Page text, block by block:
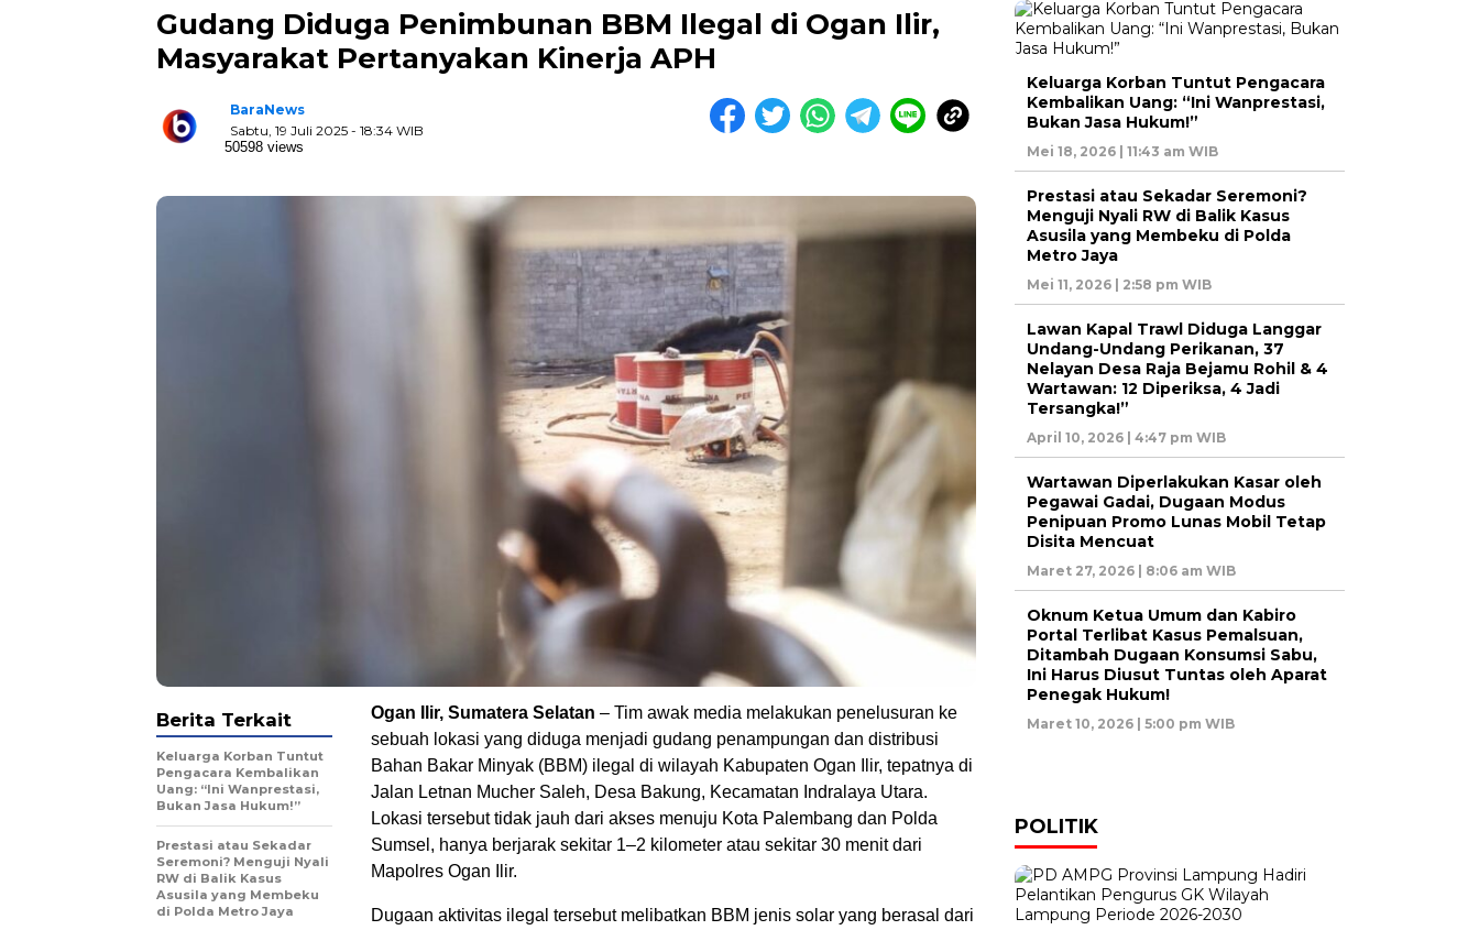
Gudang Diduga Penimbunan BBM Ilegal di Ogan Ilir,
Masyarakat Pertanyakan Kinerja APH
BaraNews
Sabtu, 19 Juli 2025 - 18:34 WIB
50598 views
Ogan Ilir, Sumatera Selatan – Tim awak media melakukan penelusuran ke
sebuah lokasi yang diduga menjadi gudang penampungan dan distribusi
Bahan Bakar Minyak (BBM) ilegal di wilayah Kabupaten Ogan Ilir, tepatnya di
Jalan Letnan Mucher Saleh, Desa Bakung, Kecamatan Indralaya Utara.
Lokasi tersebut tidak jauh dari akses menuju Kota Palembang dan Polda
Sumsel, hanya berjarak sekitar 1–2 kilometer atau sekitar 30 menit dari
Mapolres Ogan Ilir.
Dugaan aktivitas ilegal tersebut melibatkan BBM jenis solar yang berasal dari
Berita Terkait
Keluarga Korban Tuntut
Pengacara Kembalikan
Uang: “Ini Wanprestasi,
Bukan Jasa Hukum!”
Prestasi atau Sekadar
Seremoni? Menguji Nyali
RW di Balik Kasus
Asusila yang Membeku
di Polda Metro Jaya
Keluarga Korban Tuntut Pengacara
Kembalikan Uang: “Ini Wanprestasi,
Bukan Jasa Hukum!”
Mei 18, 2026 | 11:43 am WIB
Prestasi atau Sekadar Seremoni?
Menguji Nyali RW di Balik Kasus
Asusila yang Membeku di Polda
Metro Jaya
Mei 11, 2026 | 2:58 pm WIB
Lawan Kapal Trawl Diduga Langgar
Undang-Undang Perikanan, 37
Nelayan Desa Raja Bejamu Rohil & 4
Wartawan: 12 Diperiksa, 4 Jadi
Tersangka!”
April 10, 2026 | 4:47 pm WIB
Wartawan Diperlakukan Kasar oleh
Pegawai Gadai, Dugaan Modus
Penipuan Promo Lunas Mobil Tetap
Disita Mencuat
Maret 27, 2026 | 8:06 am WIB
Oknum Ketua Umum dan Kabiro
Portal Terlibat Kasus Pemalsuan,
Ditambah Dugaan Konsumsi Sabu,
Ini Harus Diusut Tuntas oleh Aparat
Penegak Hukum!
Maret 10, 2026 | 5:00 pm WIB
POLITIK